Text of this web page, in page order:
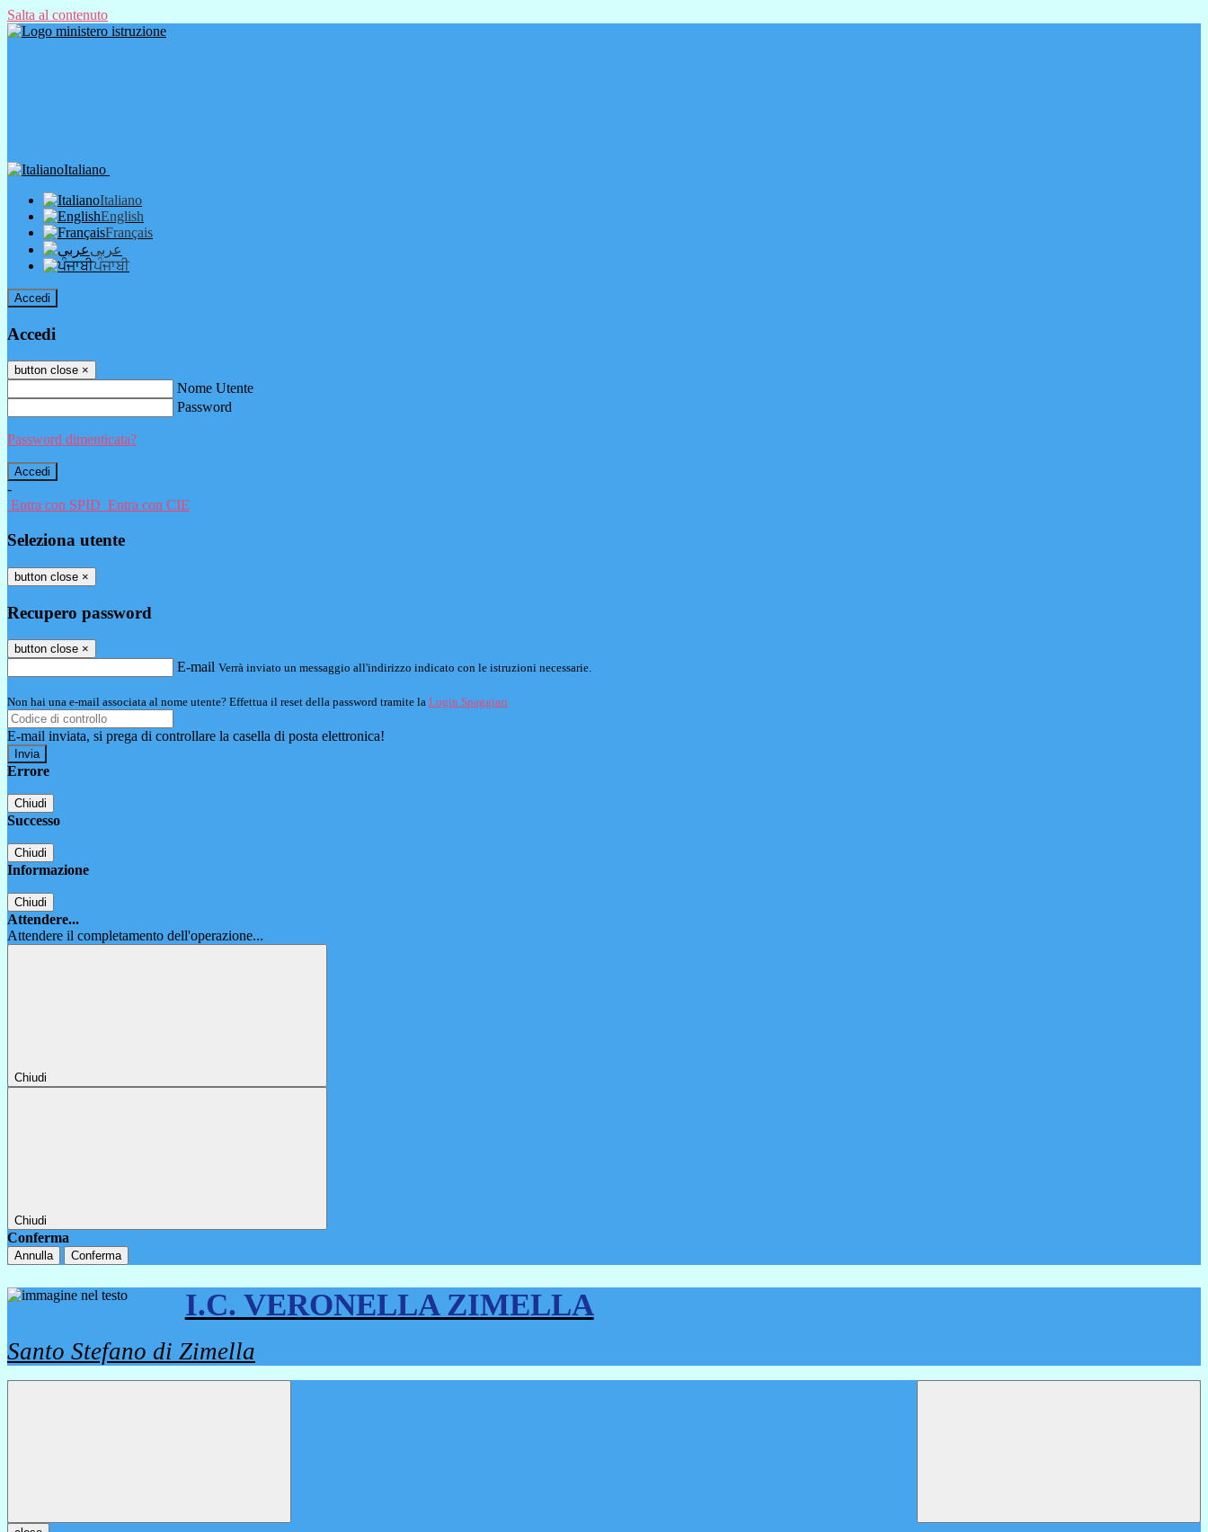
Salta al contenuto
Italiano
Italiano
English
Français
عربى
ਪੰਜਾਬੀ
Accedi
Accedi
button close ×
Nome Utente
Password
Password dimenticata?
-
Entra con SPID Entra con CIE
Seleziona utente
button close ×
Recupero password
button close ×
E-mail Verrà inviato un messaggio all'indirizzo indicato con le istruzioni necessarie.
Non hai una e-mail associata al nome utente? Effettua il reset della password tramite la Login Spaggiari
E-mail inviata, si prega di controllare la casella di posta elettronica!
Errore
Chiudi
Successo
Chiudi
Informazione
Chiudi
Attendere...
Attendere il completamento dell'operazione...
Chiudi
Chiudi
Conferma
Annulla Conferma
I.C. VERONELLA ZIMELLA
Santo Stefano di Zimella